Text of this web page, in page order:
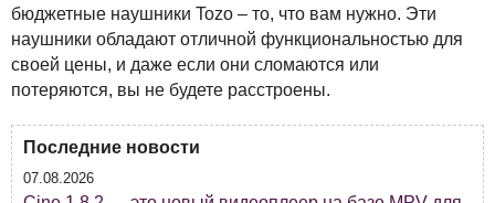
бюджетные наушники Tozo – то, что вам нужно. Эти
наушники обладают отличной функциональностью для
своей цены, и даже если они сломаются или
потеряются, вы не будете расстроены.
Последние новости
07.08.2026